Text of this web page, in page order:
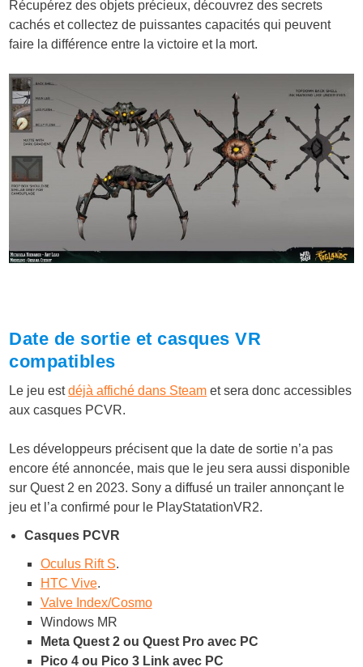
Récupérez des objets précieux, découvrez des secrets
cachés et collectez de puissantes capacités qui peuvent
faire la différence entre la victoire et la mort.
Date de sortie et casques VR
compatibles
Le jeu estdéjà affiché dans Steam et sera donc accessibles
aux casques PCVR.
Les développeurs précisent que la date de sortie n’a pas
encore été annoncée, mais que le jeu sera aussi disponible
sur Quest 2 en 2023. Sony a diffusé un trailer annonçant le
jeu et l’a confirmé pour le PlayStatationVR2.
Casques PCVR
Oculus Rift S.
HTC Vive.
Valve Index/Cosmo
Windows MR
Meta Quest 2 ou Quest Pro avec PC
Pico 4 ou Pico 3 Link avec PC